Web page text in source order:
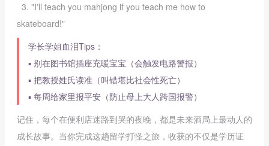
3. "I'll teach you mahjong if you teach me how to
skateboard!"
学长学姐血泪Tips：
▪️ 别在图书馆插座充暖宝宝（会触发电路警报）
▪️ 把教授姓氏读准（叫错堪比社会性死亡）
▪️ 每周给家里报平安（防止母上大人跨国报警）
记住，每个在便利店迷路到哭的夜晚，都是未来酒局上最动人的
成长故事。当你完成这趟留学打怪之旅，收获的不仅是学历证